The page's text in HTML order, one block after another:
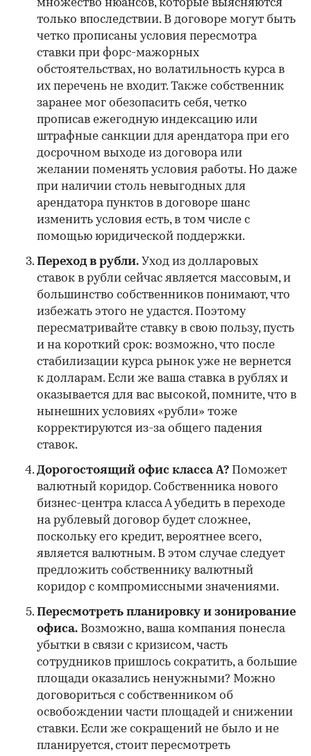
множество нюансов, которые выясняются
только впоследствии. В договоре могут быть
четко прописаны условия пересмотра
ставки при форс-мажорных
обстоятельствах, но волатильность курса в
их перечень не входит. Также собственник
заранее мог обезопасить себя, четко
прописав ежегодную индексацию или
штрафные санкции для арендатора при его
досрочном выходе из договора или
желании поменять условия работы. Но даже
при наличии столь невыгодных для
арендатора пунктов в договоре шанс
изменить условия есть, в том числе с
помощью юридической поддержки.
Переход в рубли. Уход из долларовых
ставок в рубли сейчас является массовым, и
большинство собственников понимают, что
избежать этого не удастся. Поэтому
пересматривайте ставку в свою пользу, пусть
и на короткий срок: возможно, что после
стабилизации курса рынок уже не вернется
к долларам. Если же ваша ставка в рублях и
оказывается для вас высокой, помните, что в
нынешних условиях «рубли» тоже
корректируются из-за общего падения
ставок.
Дорогостоящий офис класса А? Поможет
валютный коридор. Собственника нового
бизнес-центра класса А убедить в переходе
на рублевый договор будет сложнее,
поскольку его кредит, вероятнее всего,
является валютным. В этом случае следует
предложить собственнику валютный
коридор с компромиссными значениями.
Пересмотреть планировку и зонирование
офиса. Возможно, ваша компания понесла
убытки в связи с кризисом, часть
сотрудников пришлось сократить, а большие
площади оказались ненужными? Можно
договориться с собственником об
освобождении части площадей и снижении
ставки. Если же сокращений не было и не
планируется, стоит пересмотреть